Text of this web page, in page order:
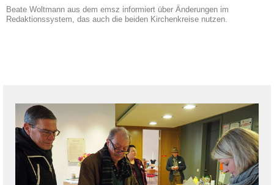
Beate Woltmann aus dem emsz informiert über Änderungen im
Redaktionssystem, das auch die beiden Kirchenkreise nutzen.